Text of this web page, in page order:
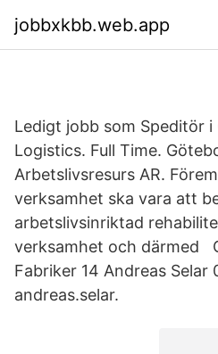
jobbxkbb.web.app
Ledigt jobb som Speditör
Logistics. Full Time.
Arbetslivsresurs AR.
verksamhet ska vara att
arbetslivsinriktad
verksamhet och därmed
Fabriker 14 Andreas Selar
andreas.selar.